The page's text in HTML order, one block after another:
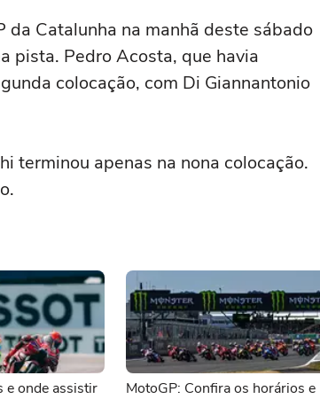
Catalunha na manhã deste sábado
pista. Pedro Acosta, que havia
colocação, com Di Giannantonio
terminou apenas na nona colocação.
e onde assistir
MotoGP: Confira os horários e